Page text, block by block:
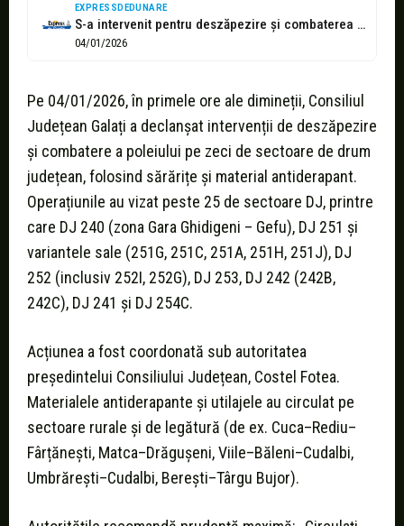
EXPRESSDEDUNARE
S-a intervenit pentru deszăpezire și combaterea poleiului pe drumurile județene!
04/01/2026
Pe 04/01/2026, în primele ore ale dimineții, Consiliul
Județean Galați a declanșat intervenții de deszăpezire
și combatere a poleiului pe zeci de sectoare de drum
județean, folosind sărărițe și material antiderapant.
Operațiunile au vizat peste 25 de sectoare DJ, printre
care DJ 240 (zona Gara Ghidigeni – Gefu), DJ 251 și
variantele sale (251G, 251C, 251A, 251H, 251J), DJ
252 (inclusiv 252I, 252G), DJ 253, DJ 242 (242B,
242C), DJ 241 și DJ 254C.
Acțiunea a fost coordonată sub autoritatea
președintelui Consiliului Județean, Costel Fotea.
Materialele antiderapante și utilajele au circulat pe
sectoare rurale și de legătură (de ex. Cuca–Rediu–
Fârțănești, Matca–Drăgușeni, Viile–Băleni–Cudalbi,
Umbrărești–Cudalbi, Berești–Târgu Bujor).